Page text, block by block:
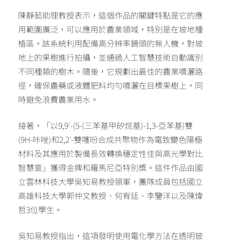
陳靜茹助理教授表示，這個作品的關鍵特點是它的應
用範圍廣泛，可以應用於農業領域，特別是在坡地種
植區。該系統利用配備高分辨率鏡頭的無人機，對坡
地上的果樹進行拍攝，並通過人工智慧技術自動識別
不同種類的樹木。隨後，它規劃出最佳的農業噴灑路
徑，確保農藥或液體肥料均勻噴灑在目標果樹上，同
時避免浪費農業用水。
接著，「以9,9′-(5-(三苯基甲矽烷基)-1,3-亞苯基)雙
(9H-咔唑)和2,2′-雙噻吩合成共聚物作為電致變色陽極
材料及其應用於製備長效轉換穩定性佳與高光學對比
智慧窗」獲得金牌和羅馬尼亞特別獎。這件作品由國
立雲林科技大學吳知易教授領軍，團隊成員包括國立
高雄科技大學郭仲文教授、何宥廷、李鑒洋以及陳煒
哲3位學生。
吳知易教授指出，這項發明使用電化學方法在透明玻